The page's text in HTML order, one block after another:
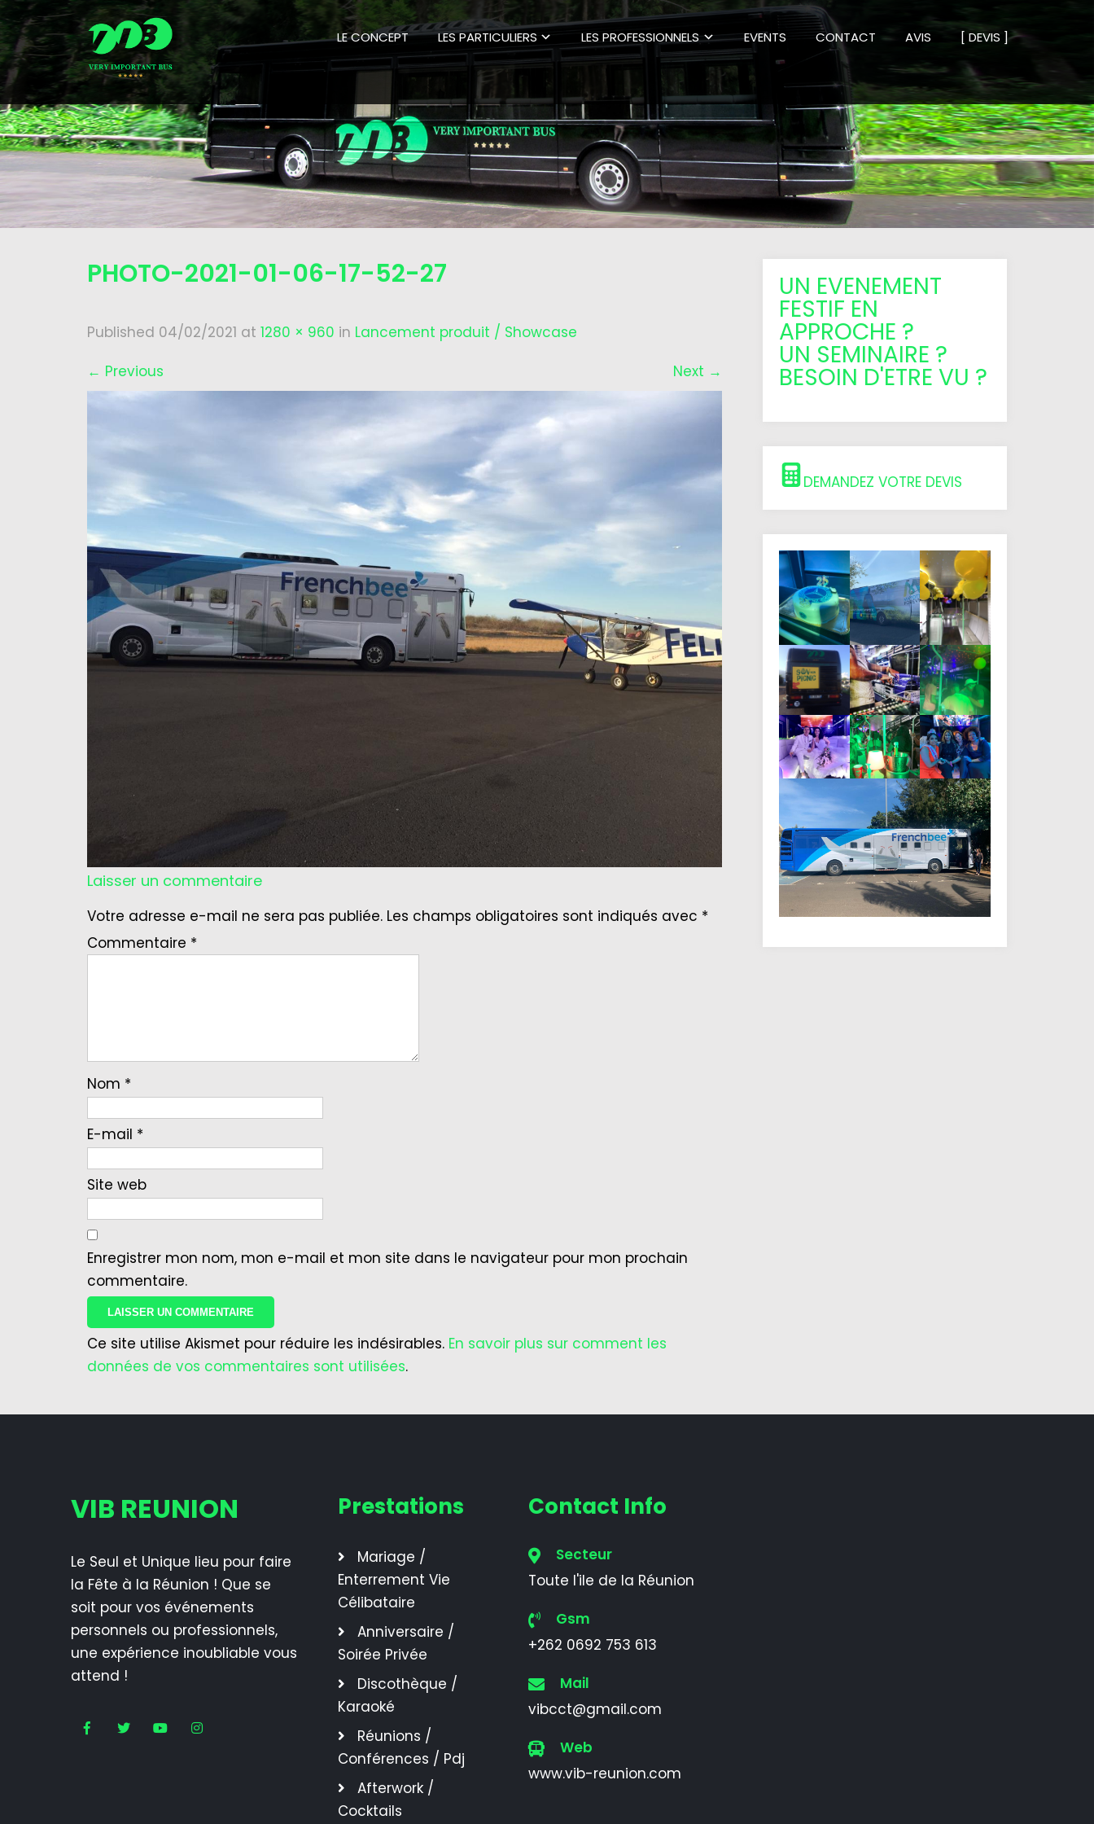
LE CONCEPT LES PARTICULIERS LES PROFESSIONNELS EVENTS CONTACT AVIS [ DEVIS ]
PHOTO-2021-01-06-17-52-27
Published 04/02/2021 at 1280 × 960 in Lancement produit / Showcase
← Previous Next →
Laisser un commentaire
Votre adresse e-mail ne sera pas publiée. Les champs obligatoires sont indiqués avec *
Commentaire *
Nom *
E-mail *
Site web
Enregistrer mon nom, mon e-mail et mon site dans le navigateur pour mon prochain
commentaire.
Ce site utilise Akismet pour réduire les indésirables. En savoir plus sur comment les
données de vos commentaires sont utilisées.
UN EVENEMENT
FESTIF EN
APPROCHE ?
UN SEMINAIRE ?
BESOIN D'ETRE VU ?
DEMANDEZ VOTRE DEVIS
VIB REUNION
Le Seul et Unique lieu pour faire
la Fête à la Réunion ! Que se
soit pour vos événements
personnels ou professionnels,
une expérience inoubliable vous
attend !
Prestations
Mariage /
Enterrement Vie
Célibataire
Anniversaire /
Soirée Privée
Discothèque /
Karaoké
Réunions /
Conférences / Pdj
Afterwork /
Cocktails
Contact Info
Secteur
Toute l'ile de la Réunion
Gsm
+262 0692 753 613
Mail
vibcct@gmail.com
Web
www.vib-reunion.com